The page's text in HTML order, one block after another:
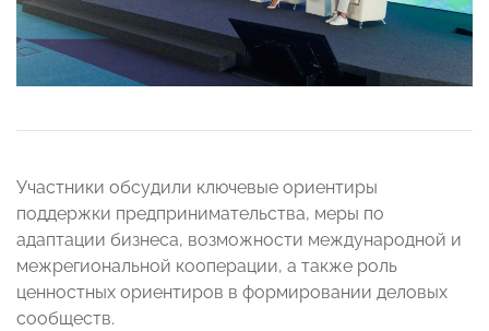
Участники обсудили ключевые ориентиры
поддержки предпринимательства, меры по
адаптации бизнеса, возможности международной и
межрегиональной кооперации, а также роль
ценностных ориентиров в формировании деловых
сообществ.